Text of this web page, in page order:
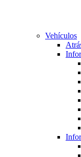
Vehículos